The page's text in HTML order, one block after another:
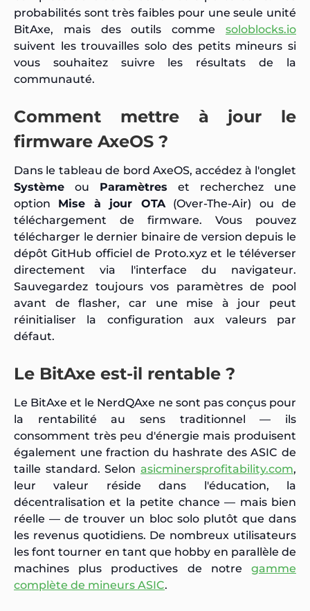
probabilités sont très faibles pour une seule unité
BitAxe, mais des outils comme soloblocks.io
suivent les trouvailles solo des petits mineurs si
vous souhaitez suivre les résultats de la
communauté.
Comment mettre à jour le
firmware AxeOS ?
Dans le tableau de bord AxeOS, accédez à l'onglet
Système ou Paramètres et recherchez une
option Mise à jour OTA(Over-The-Air) ou de
téléchargement de firmware. Vous pouvez
télécharger le dernier binaire de version depuis le
dépôt GitHub officiel de Proto.xyz et le téléverser
directement via l'interface du navigateur.
Sauvegardez toujours vos paramètres de pool
avant de flasher, car une mise à jour peut
réinitialiser la configuration aux valeurs par
défaut.
Le BitAxe est-il rentable ?
Le BitAxe et le NerdQAxe ne sont pas conçus pour
la rentabilité au sens traditionnel — ils
consomment très peu d'énergie mais produisent
également une fraction du hashrate des ASIC de
taille standard. Selon asicminersprofitability.com,
leur valeur réside dans l'éducation, la
décentralisation et la petite chance — mais bien
réelle — de trouver un bloc solo plutôt que dans
les revenus quotidiens. De nombreux utilisateurs
les font tourner en tant que hobby en parallèle de
machines plus productives de notre gamme
complète de mineurs ASIC.